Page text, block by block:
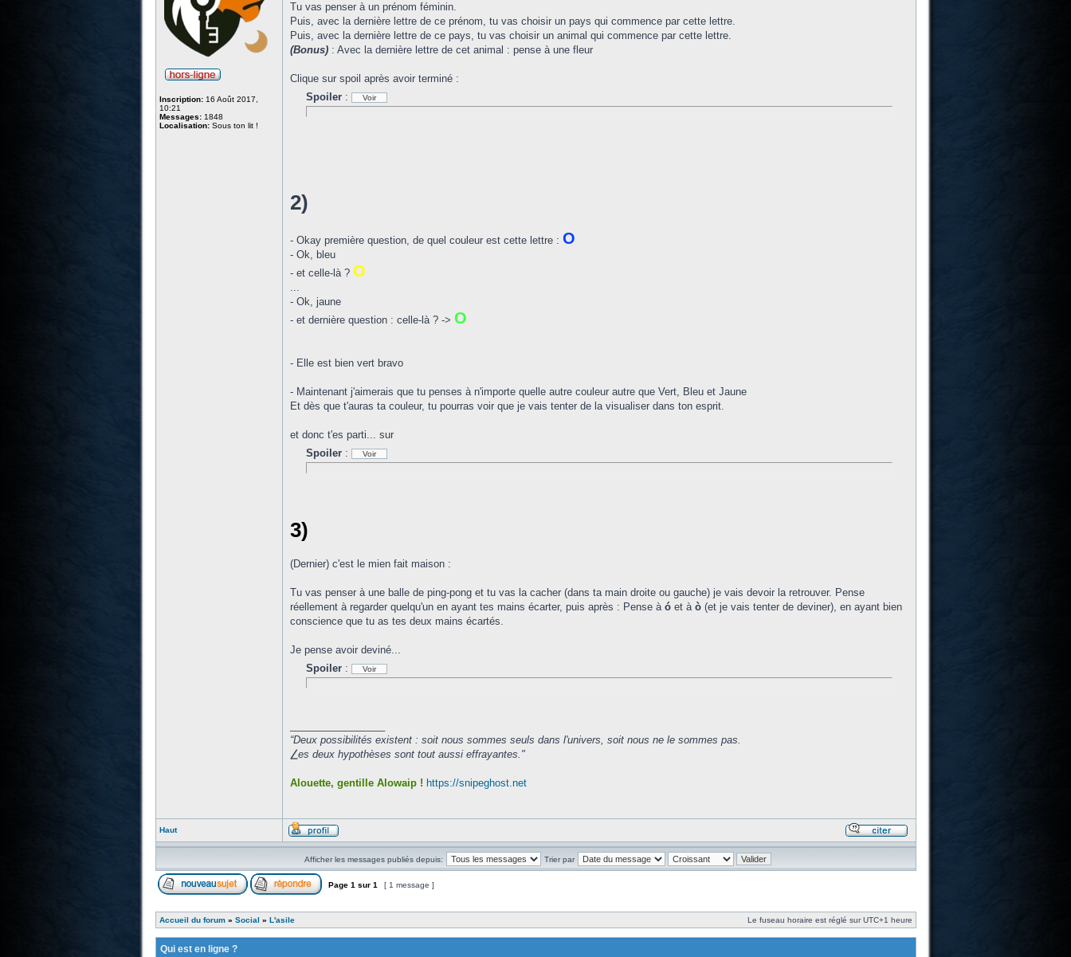
Inscription:16 Août 2017,
10:21
Messages:1848
Localisation:Sous ton lit !
Tu vas penser à un prénom féminin.
Puis, avec la dernière lettre de ce prénom, tu vas choisir un pays qui commence par cette lettre.
Puis, avec la dernière lettre de ce pays, tu vas choisir un animal qui commence par cette lettre.
(Bonus): Avec la dernière lettre de cet animal : pense à une fleur
Clique sur spoil après avoir terminé :
Spoiler :
2)
- Okay première question, de quel couleur est cette lettre : O
- Ok, bleu
- et celle-là ? O
...
- Ok, jaune
- et dernière question : celle-là ? -> O
- Elle est bien vert bravo
- Maintenant j'aimerais que tu penses à n'importe quelle autre couleur autre que Vert, Bleu et Jaune
Et dès que t'auras ta couleur, tu pourras voir que je vais tenter de la visualiser dans ton esprit.
et donc t'es parti... sur
Spoiler :
3)
(Dernier) c'est le mien fait maison :
Tu vas penser à une balle de ping-pong et tu vas la cacher (dans ta main droite ou gauche) je vais devoir la retrouver. Pense
réellement à regarder quelqu'un en ayant tes mains écarter, puis après : Pense à óet à ò(et je vais tenter de deviner), en ayant bien
conscience que tu as tes deux mains écartés.
Je pense avoir deviné...
Spoiler :
“Deux possibilités existent : soit nous sommes seuls dans l'univers, soit nous ne le sommes pas.
⎳es deux hypothèses sont tout aussi effrayantes."
Alouette, gentille Alowaip ! https://snipeghost.net
Haut
Afficher les messages publiés depuis: Trier par
Page 1 sur 1 [ 1 message ]
Accueil du forum» Social » L'asile Le fuseau horaire est réglé sur UTC+1 heure
Qui est en ligne ?